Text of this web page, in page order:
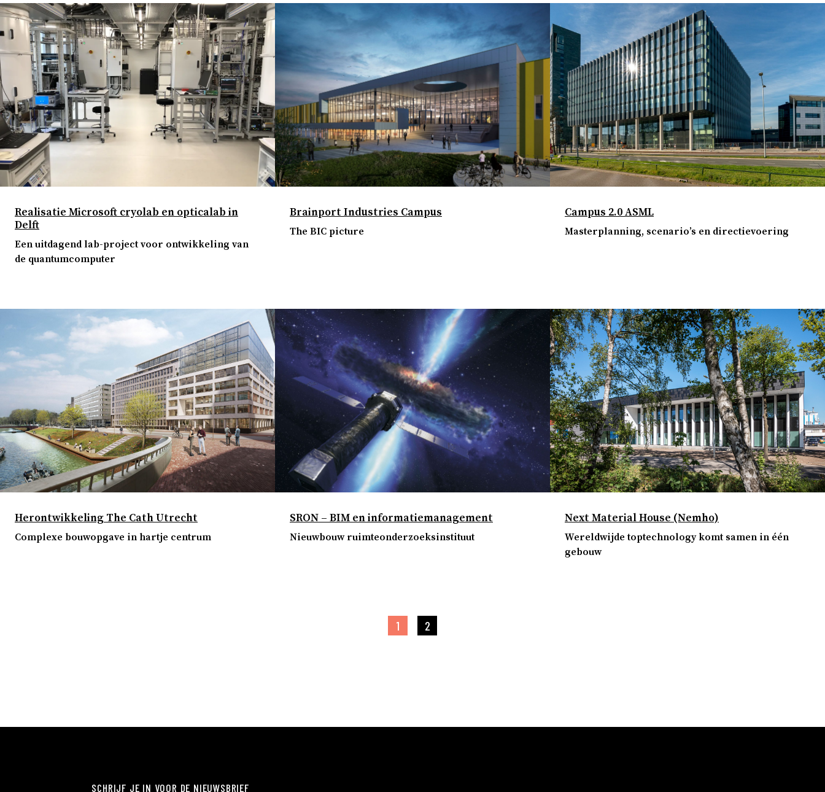
Realisatie Microsoft cryolab en opticalab in
Delft
Een uitdagend lab-project voor ontwikkeling van
de quantumcomputer
Brainport Industries Campus
The BIC picture
Campus 2.0 ASML
Masterplanning, scenario’s en directievoering
Herontwikkeling The Cath Utrecht
Complexe bouwopgave in hartje centrum
SRON – BIM en informatiemanagement
Nieuwbouw ruimteonderzoeksinstituut
Next Material House (Nemho)
Wereldwijde toptechnology komt samen in één
gebouw
1 2
SCHRIJF JE IN VOOR DE NIEUWSBRIEF